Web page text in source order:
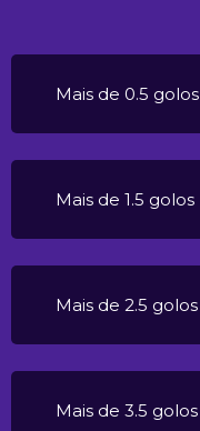
Mais de 0.5 golos
Mais de 1.5 golos
Mais de 2.5 golos
Mais de 3.5 golos